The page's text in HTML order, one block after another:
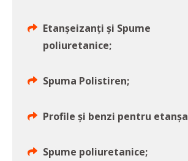
Etanşeizanţi și Spume
poliuretanice;
Spuma Polistiren;
Profile şi benzi pentru
Spume poliuretanice;